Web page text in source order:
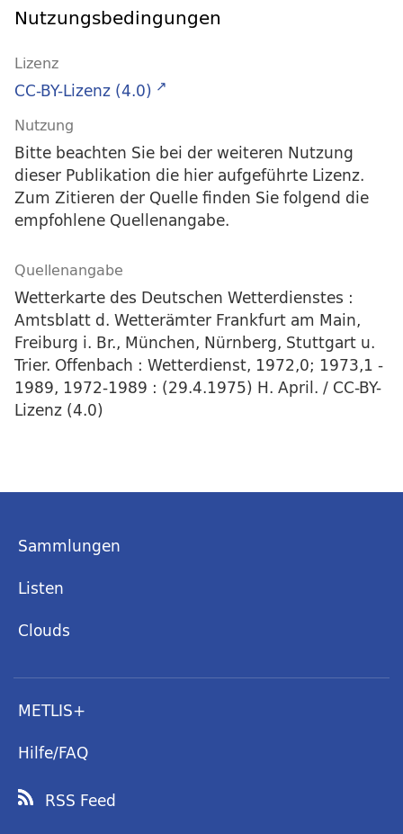
Nutzungsbedingungen
Lizenz
CC-BY-Lizenz (4.0)
Nutzung
Bitte beachten Sie bei der weiteren Nutzung
dieser Publikation die hier aufgeführte Lizenz.
Zum Zitieren der Quelle finden Sie folgend die
empfohlene Quellenangabe.
Quellenangabe
Wetterkarte des Deutschen Wetterdienstes :
Amtsblatt d. Wetterämter Frankfurt am Main,
Freiburg i. Br., München, Nürnberg, Stuttgart u.
Trier. Offenbach : Wetterdienst, 1972,0; 1973,1 -
1989, 1972-1989 : (29.4.1975) H. April. / CC-BY-
Lizenz (4.0)
Sammlungen
Listen
Clouds
METLIS+
Hilfe/FAQ
RSS Feed